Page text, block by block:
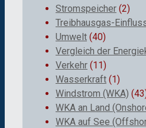
Stromspeicher (2)
Treibhausgas-
Umwelt (40)
Vergleich der
Verkehr (11)
Wasserkraft (1)
Windstrom (WKA)
WKA an Land
WKA auf See